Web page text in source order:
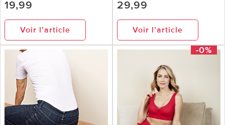
19,99
Voir l’article
29,99
Voir l’article
-0%